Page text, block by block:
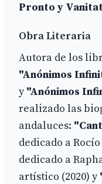
Pronto y
Obra Literaria
Autora de los
"Anónimos
y"Anónimos
realizado las
andaluces:
dedicado a
dedicado a
artístico (2020) y